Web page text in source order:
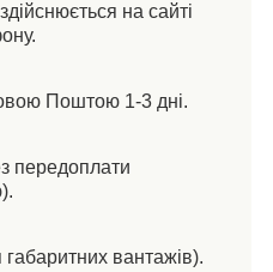
на сайті
Поштою 1-3 дні.
передоплати
габаритних вантажів).